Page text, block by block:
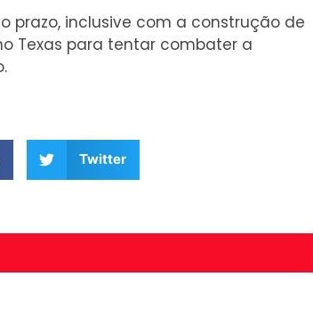
prazo, inclusive com a construção de
Texas para tentar combater a
Twitter